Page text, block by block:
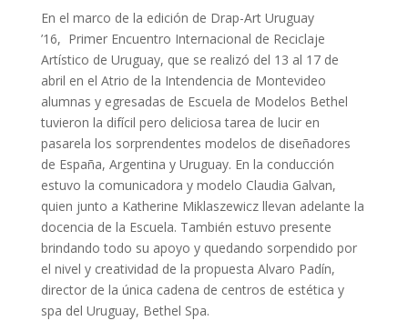
En el marco de la edición de Drap-Art Uruguay
’16, Primer Encuentro Internacional de Reciclaje
Artístico de Uruguay, que se realizó del 13 al 17 de
abril en el Atrio de la Intendencia de Montevideo
alumnas y egresadas de Escuela de Modelos Bethel
tuvieron la difícil pero deliciosa tarea de lucir en
pasarela los sorprendentes modelos de diseñadores
de España, Argentina y Uruguay. En la conducción
estuvo la comunicadora y modelo Claudia Galvan,
quien junto a Katherine Miklaszewicz llevan adelante la
docencia de la Escuela. También estuvo presente
brindando todo su apoyo y quedando sorpendido por
el nivel y creatividad de la propuesta Alvaro Padín,
director de la única cadena de centros de estética y
spa del Uruguay, Bethel Spa.